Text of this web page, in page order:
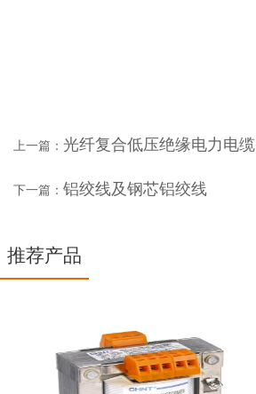
上一篇： 光纤复合低压绝缘电力电缆
下一篇： 铝绞线及钢芯铝绞线
推荐产品